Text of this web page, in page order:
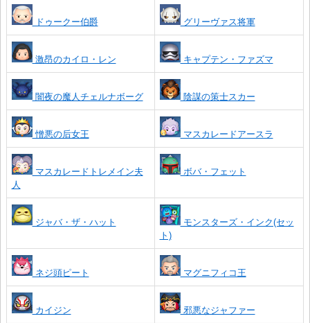
ドゥークー伯爵 グリーヴァス将軍
激昂のカイロ・レン キャプテン・ファズマ
闇夜の魔人チェルナボーグ 陰謀の策士スカー
憎悪の后女王 マスカレードアースラ
マスカレードトレメイン夫
人
ボバ・フェット
ジャバ・ザ・ハット
モンスターズ・インク(セッ
ト)
ネジ頭ピート マグニフィコ王
カイジン 邪悪なジャファー